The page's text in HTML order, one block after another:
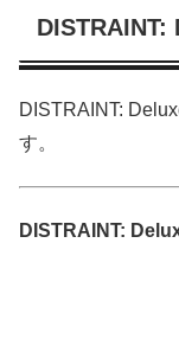
DISTRAINT:
す。
DISTRAINT: